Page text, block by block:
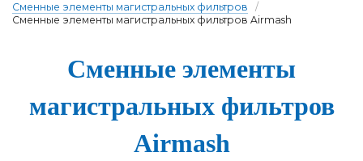
Сменные элементы магистральных фильтров
/
Сменные элементы магистральных фильтров Airmash
Сменные эле­мен­ты
ма­гис­траль­ных филь­тров
Airmash